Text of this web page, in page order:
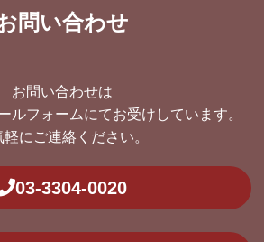
問い合わせ
お問い合わせは
ルフォームにてお受けしています。
軽にご連絡ください。
03-3304-0020